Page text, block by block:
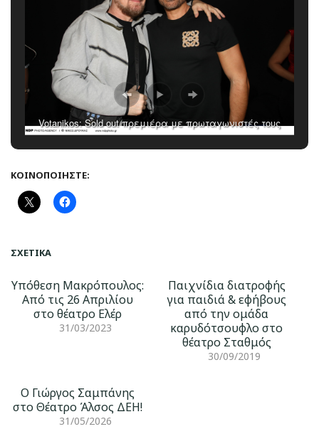
Votanikos: Sold out πρεμιέρα με πρωταγωνιστές τους
ΚΟΙΝΟΠΟΙΉΣΤΕ:
ΣΧΕΤΙΚΆ
Υπόθεση Μακρόπουλος:
Από τις 26 Απριλίου
στο θέατρο Ελέρ
31/03/2023
Παιχνίδια διατροφής
για παιδιά & εφήβους
από την ομάδα
καρυδότσουφλο στο
θέατρο Σταθμός
30/09/2019
Ο Γιώργος Σαμπάνης
στο Θέατρο Άλσος ΔΕΗ!
31/05/2026